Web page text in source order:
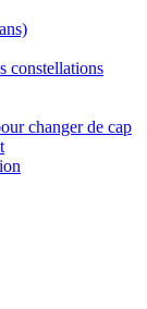
constellations
changer de cap